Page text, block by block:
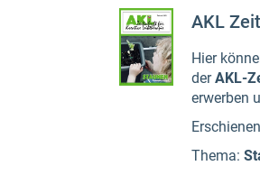
AKL
Hier
derAKL-
erwerben
Thema: